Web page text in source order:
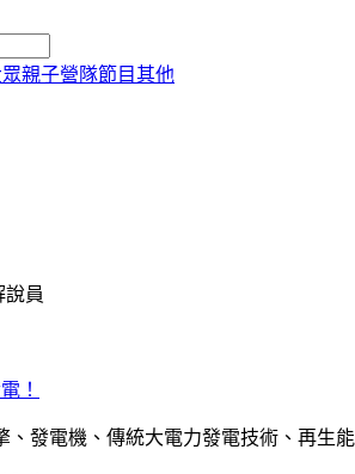
親子營隊節目其他
說員
！
、發電機、傳統大電力發電技術、再生